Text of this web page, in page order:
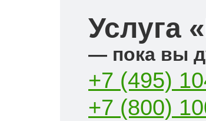
Услуга
— пока вы
+7 (495)
+7 (800)